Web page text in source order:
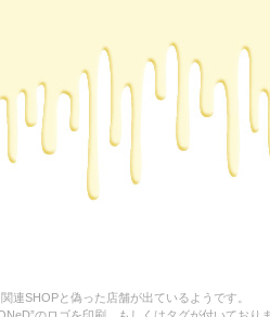
連SHOPと偽った店舗が出ているようです。